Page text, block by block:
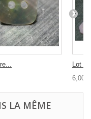
Lot
6,00 €
LA MÊME